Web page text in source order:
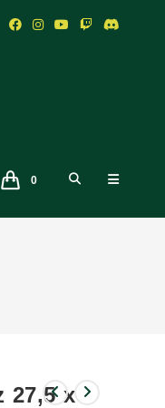
0 Website-
27,5 x